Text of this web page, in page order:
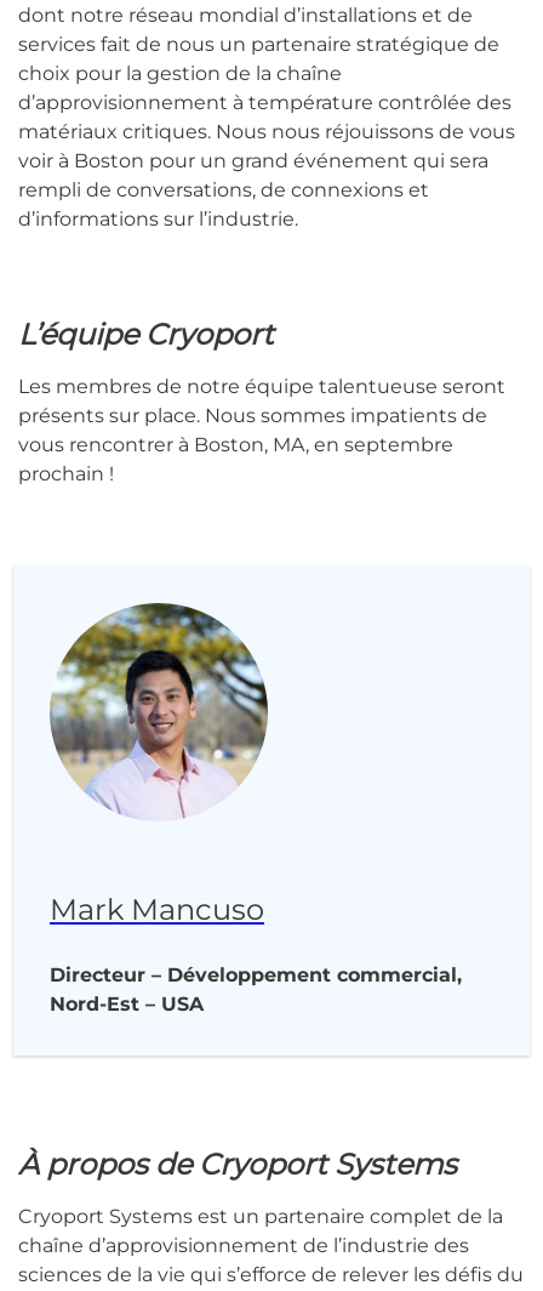
dont notre réseau mondial d’installations et de
services fait de nous un partenaire stratégique de
choix pour la gestion de la chaîne
d’approvisionnement à température contrôlée des
matériaux critiques. Nous nous réjouissons de vous
voir à Boston pour un grand événement qui sera
rempli de conversations, de connexions et
d’informations sur l’industrie.
L’équipe Cryoport
Les membres de notre équipe talentueuse seront
présents sur place. Nous sommes impatients de
vous rencontrer à Boston, MA, en septembre
prochain !
Mark Mancuso
Directeur – Développement commercial,
Nord-Est – USA
À propos de Cryoport Systems
Cryoport Systems est un partenaire complet de la
chaîne d’approvisionnement de l’industrie des
sciences de la vie qui s’efforce de relever les défis du